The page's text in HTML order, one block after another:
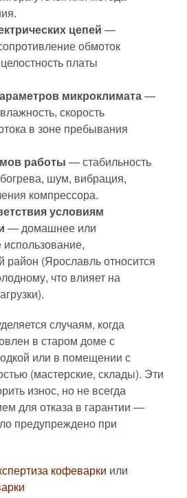
цепей —
обмоток
платы
микроклимата—
скорость
в зоне пребывания
работы — стабильность
шум, вибрация,
компрессора.
условиям
— домашнее или
район (Ярославль относится
что влияет на
случаям, когда
в старом доме с
или в помещении с
(мастерские, склады). Эти
износ, но не всегда
для отказа в гарантии —
предупреждено при
кофеварки или